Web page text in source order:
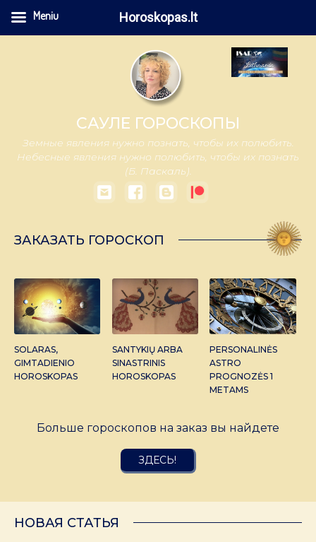
САУЛЕ ГОРОСКОПЫ
Земные явления нужно познать, чтобы их полюбить.
Небесные явления нужно полюбить, чтобы их познать
(Б. Паскаль).
ЗАКАЗАТЬ ГОРОСКОП
SOLARAS,
GIMTADIENIO
HOROSKOPAS
SANTYKIŲ ARBA
SINASTRINIS
HOROSKOPAS
PERSONALINĖS
ASTRO
PROGNOZĖS 1
METAMS
Больше гороскопов на заказ вы найдете
ЗДЕСЬ!
НОВАЯ СТАТЬЯ
Meniu Horoskopas.lt